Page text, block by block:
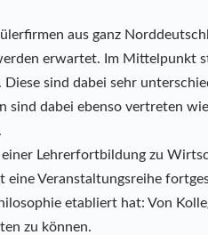
aus ganz
erwartet. Im Mittelpunkt
Diese sind dabei sehr
sind dabei ebenso vertreten
Lehrerfortbildung zu
eine Veranstaltungsreihe
etabliert hat: Von
zu können.